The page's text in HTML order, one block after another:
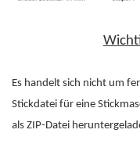
Es handelt sich nicht um
Stickdatei für eine
als ZIP-Datei